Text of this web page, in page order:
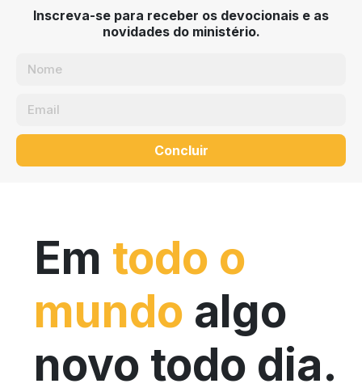
Inscreva-se para receber os devocionais e as
novidades do ministério.
Concluir
Em todo o
mundo algo
novo todo dia.